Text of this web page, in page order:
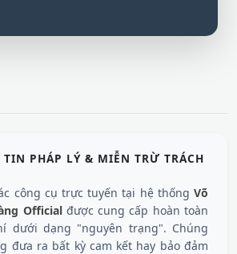
TIN PHÁP LÝ & MIỄN TRỪ TRÁCH
công cụ trực tuyến tại hệ thống Võ
Officialđược cung cấp hoàn toàn
dưới dạng "nguyên trạng". Chúng
đưa ra bất kỳ cam kết hay bảo đảm